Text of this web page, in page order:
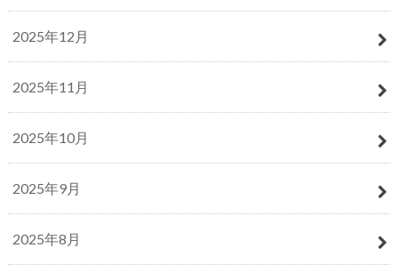
2025年12月
2025年11月
2025年10月
2025年9月
2025年8月